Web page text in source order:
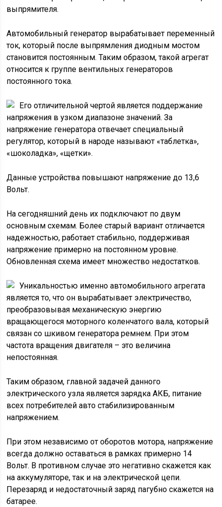
выпрямителя.
Автомобильный генератор вырабатывает переменный
ток, который после выпрямления диодным мостом
становится постоянным. Таким образом, такой агрегат
относится к группе вентильных генераторов
постоянного тока.
Его отличительной чертой является поддержание
напряжения в узком диапазоне значений. За
напряжение генератора отвечает специальный
регулятор, который в народе называют «таблетка»,
«шоколадка», «щетки».
Данные устройства повышают напряжение до 13,6
Вольт.
На сегодняшний день их подключают по двум
основным схемам. Более старый вариант отличается
надежностью, работает стабильно, поддерживая
напряжение примерно на постоянном уровне.
Обновленная схема имеет множество недостатков.
Уникальностью именно автомобильного агрегата
является то, что он вырабатывает электричество,
преобразовывая механическую энергию
вращающегося моторного коленчатого вала, который
связан со шкивом генератора ремнем. При этом
частота вращения двигателя – это величина
непостоянная.
Таким образом, главной задачей данного
электрического узла является зарядка АКБ, питание
всех потребителей авто стабилизированным
напряжением.
При этом независимо от оборотов мотора, напряжение
всегда должно оставаться в рамках примерно 14
Вольт. В противном случае это негативно скажется как
на аккумуляторе, так и на электрической цепи.
Перезаряд и недостаточный заряд пагубно скажется на
батарее.